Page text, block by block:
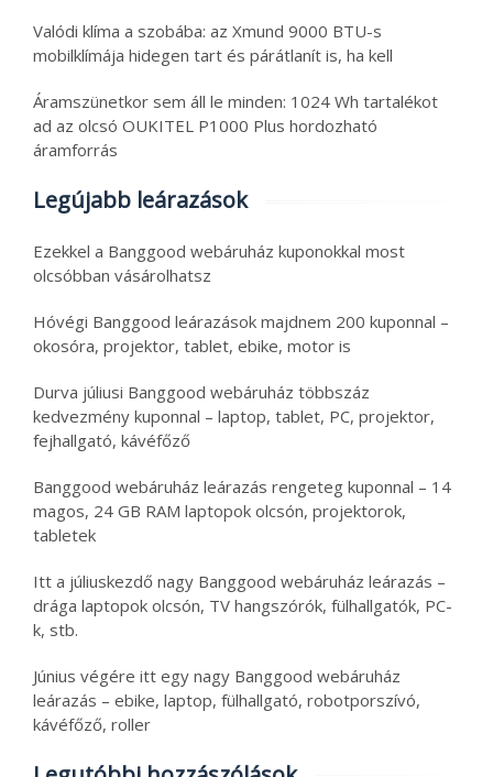
Valódi klíma a szobába: az Xmund 9000 BTU-s
mobilklímája hidegen tart és párátlanít is, ha kell
Áramszünetkor sem áll le minden: 1024 Wh tartalékot
ad az olcsó OUKITEL P1000 Plus hordozható
áramforrás
Legújabb leárazások
Ezekkel a Banggood webáruház kuponokkal most
olcsóbban vásárolhatsz
Hóvégi Banggood leárazások majdnem 200 kuponnal –
okosóra, projektor, tablet, ebike, motor is
Durva júliusi Banggood webáruház többszáz
kedvezmény kuponnal – laptop, tablet, PC, projektor,
fejhallgató, kávéfőző
Banggood webáruház leárazás rengeteg kuponnal – 14
magos, 24 GB RAM laptopok olcsón, projektorok,
tabletek
Itt a júliuskezdő nagy Banggood webáruház leárazás –
drága laptopok olcsón, TV hangszórók, fülhallgatók, PC-
k, stb.
Június végére itt egy nagy Banggood webáruház
leárazás – ebike, laptop, fülhallgató, robotporszívó,
kávéfőző, roller